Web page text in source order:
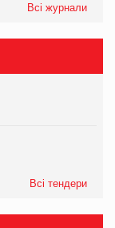
Всі журнали
Всі тендери